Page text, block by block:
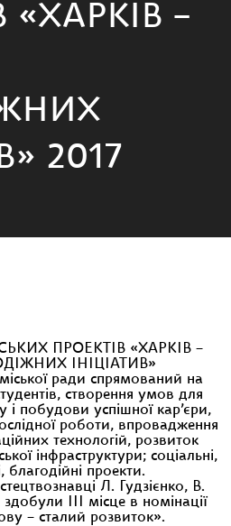
«ХАРКІВ –
2017
ПРОЕКТІВ «ХАРКІВ –
ІНІЦІАТИВ»
ради спрямований на
створення умов для
і побудови успішної кар’єри,
роботи, впровадження
технологій, розвиток
інфраструктури; соціальні,
благодійні проекти.
Л. Гудзієнко, В.
ІІІ місце в номінації
– сталий розвиток».